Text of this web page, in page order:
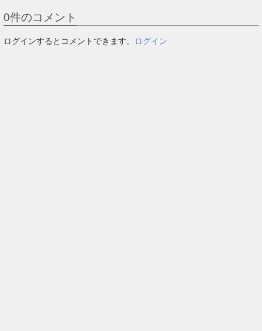
0件のコメント
ログインするとコメントできます。 ログイン